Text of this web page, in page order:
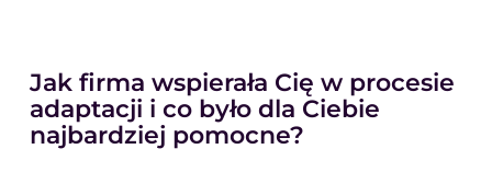
Jak firma wspierała Cię w procesie
adaptacji i co było dla Ciebie
najbardziej pomocne?